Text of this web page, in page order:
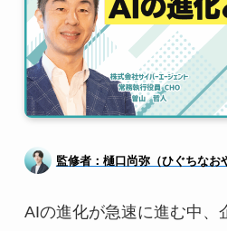
監修者：樋口尚弥（ひぐちなお
AIの進化が急速に進む中、